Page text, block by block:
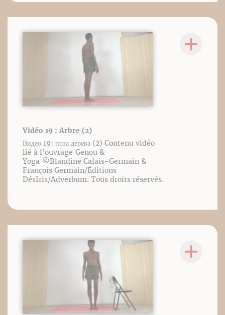
Vidéo 19 : Arbre (2)
Видео 19: поза дерева (2) Contenu vidéo
lié à l’ouvrage Genou &
Yoga ©️Blandine Calais-Germain &
François Germain/Éditions
DésIris/Adverbum. Tous droits réservés.